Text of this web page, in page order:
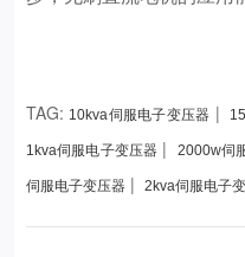
TAG: 10kva伺服电子变压器 |
1kva伺服电子变压器 | 2000w伺
伺服电子变压器 | 2kva伺服电子